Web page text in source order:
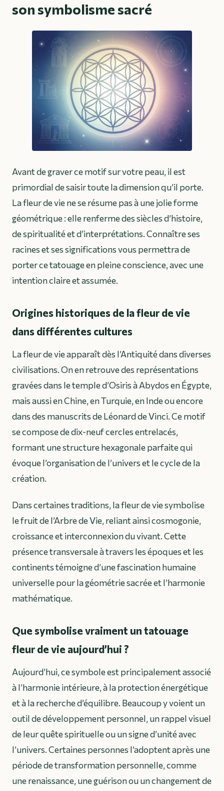
son symbolisme sacré
Avant de graver ce motif sur votre peau, il est
primordial de saisir toute la dimension qu’il porte.
La fleur de vie ne se résume pas à une jolie forme
géométrique : elle renferme des siècles d’histoire,
de spiritualité et d’interprétations. Connaître ses
racines et ses significations vous permettra de
porter ce tatouage en pleine conscience, avec une
intention claire et assumée.
Origines historiques de la fleur de vie
dans différentes cultures
La fleur de vie apparaît dès l’Antiquité dans diverses
civilisations. On en retrouve des représentations
gravées dans le temple d’Osiris à Abydos en Égypte,
mais aussi en Chine, en Turquie, en Inde ou encore
dans des manuscrits de Léonard de Vinci. Ce motif
se compose de dix-neuf cercles entrelacés,
formant une structure hexagonale parfaite qui
évoque l’organisation de l’univers et le cycle de la
création.
Dans certaines traditions, la fleur de vie symbolise
le fruit de l’Arbre de Vie, reliant ainsi cosmogonie,
croissance et interconnexion du vivant. Cette
présence transversale à travers les époques et les
continents témoigne d’une fascination humaine
universelle pour la géométrie sacrée et l’harmonie
mathématique.
Que symbolise vraiment un tatouage
fleur de vie aujourd’hui ?
Aujourd’hui, ce symbole est principalement associé
à l’harmonie intérieure, à la protection énergétique
et à la recherche d’équilibre. Beaucoup y voient un
outil de développement personnel, un rappel visuel
de leur quête spirituelle ou un signe d’unité avec
l’univers. Certaines personnes l’adoptent après une
période de transformation personnelle, comme
une renaissance, une guérison ou un changement de